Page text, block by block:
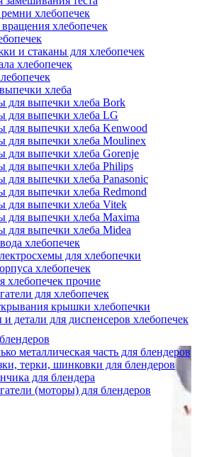
хлебопечек
хлебопечек
и стаканы для хлебопечек
хлебопечек
хлеба
для выпечки хлеба Bork
для выпечки хлеба LG
для выпечки хлеба Kenwood
для выпечки хлеба Moulinex
для выпечки хлеба Gorenje
для выпечки хлеба Philips
выпечки хлеба Panasonic
для выпечки хлеба Redmond
для выпечки хлеба Vitek
для выпечки хлеба Maxima
для выпечки хлеба Midea
хлебопечек
для хлебопечки
хлебопечек
хлебопечек прочие
для хлебопечек
крышки хлебопечки
детали для диспенсеров хлебопечек
металлическая часть для блендеров
терки, шинковки для блендеров
для блендера
(моторы) для блендеров